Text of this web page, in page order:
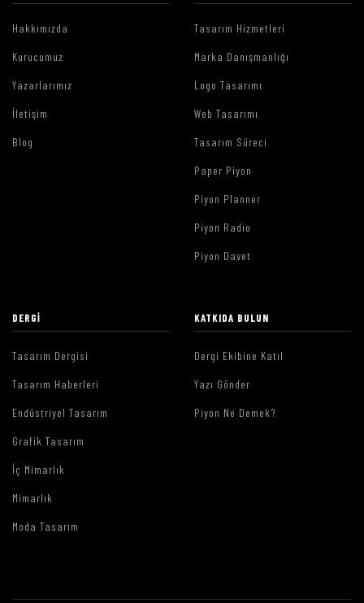
Hakkımızda
Kurucumuz
Yazarlarımız
İletişim
Blog
Tasarım Hizmetleri
Marka Danışmanlığı
Logo Tasarımı
Web Tasarımı
Tasarım Süreci
Paper Piyon
Piyon Planner
Piyon Radio
Piyon Davet
DERGI
Tasarım Dergisi
Tasarım Haberleri
Endüstriyel Tasarım
Grafik Tasarım
İç Mimarlık
Mimarlık
Moda Tasarım
KATKIDA BULUN
Dergi Ekibine Katıl
Yazı Gönder
Piyon Ne Demek?